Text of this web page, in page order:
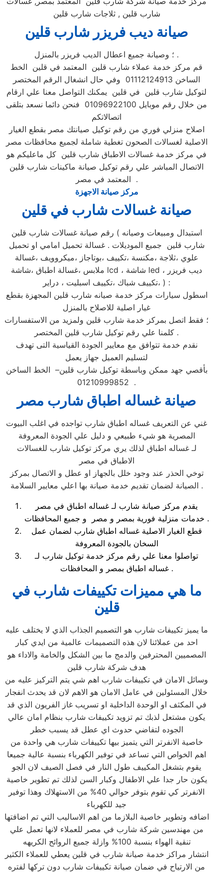
شارب قلين , ثلاجات شارب قلين
صيانة ديب فريزر شارب قلين
؛ وصيانة جميع اعطال الديب فريزر بالمنزل .
قم مركز خدمة عملاء شارب قلين المعتمد في قلين الخط
الساخن 01112124913 وفي حال انشغال الرقم المختصر
لتوكيل شارب قلين في قلين يمكنك التواصل معنا علي ارقام
من خلال رقم موبايل 01096922100 فنحن دائما نسعد بتلقى
اتصالاتكم
اصلاح منزلي فوري من رقم توكيل صيانتك مصر بقطع الغيار
الاصلية لغسالات الصحون تغطية شاملة لجميع محافظات مصر
في مركز خدمة غسالات الاطباق شارب قلين كل ماعليكم هو
الاتصال المباشر علي رقم توكيل صيانة ماكينات شارب قلين
المعتمد في مصر .
مركز صيانة الاجهزة
صيانة غسالات شارب في قلين
رقم صيانة غسالات شارب قلين ( استبدال ومبيعات وصيانه
شارب قلين جميع الموديلات . غسالة تحميل امامي او تحميل
علوي ،ثلاجة ،مكنسة ،تكييف ،بوتاجاز ،ميكروويف ،غسالة
ملابس ،غسالة اطباق ،شاشة lcd ، شاشة led ، ديب فريزر
،تكييف شباك ،تكييف اسبليت ، دراير ) :
اسطول سيارات مركز خدمة صيانه شارب قلين المجهزة بقطع
غيار اصلية للاصلاح بالمنزل
؛ فقط اتصل بمركز خدمة شارب قلين ولمزيد من الاستفسارات
كلمنا علي رقم توكيل شارب قلين المختصر .
نقدم خدمة تتوافق مع معايير الجودة القياسية التى تهدف
لتسليم العميل جهاز يعمل
بأقصي جهد ممكن وباسطة توكيل شارب قلين– الخط الساخن
01210999852 .
صيانة غساله اطباق شارب مصر
غني عن التعريف غساله اطباق شارب تواجده في اغلب البيوت
المصرية هو شيء طبيعي و دليل علي الجودة المعروفة
لـ غساله اطباق لذلك يري مركز توكيل شارب للغسالات
الاطباق في مصر
توخي الحذر عند وجود خلل بالجهاز او عطل و الاتصال بمركز
الصيانة لضمان تقديم خدمة صيانة بها اعلي معايير السلامة .
يقدم مركز صيانة شارب لـ غساله اطباق في مصر
خدمات منزلية فورية بمصر و مصر و جميع المحافظات .
قطع الغيار الاصلية غساله اطباق شارب لضمان عمل
السخان بالجودة المعروفة
تواصلوا معنا علي رقم مركز خدمة توكيل شارب لـ
غساله اطباق بمصر و المحافظات .
ما هي مميزات تكييفات شارب في
قلين
ما يميز تكييفات شارب هو التصميم الجذاب الذي لا يختلف عليه
احد من عملائنا لان هذه التصميمات عالمية من ايدي كبار
المصميين المحترفين والدمج ما بين الشكل والخامة والاداء هو
هدف شركة شارب قلين
وسائل الامان في تكييفات شارب اهم شي يتم التركيز عليه من
خلال المسئولين في عامل الامان هو الاهم لان قد يحدث انفجار
في المكثف او الوحدة الداخلية او تسريب غاز الفريون الذي قد
يكون مشتعل لذبك تم تزويد تكييفات شارب بنظام امان عالي
الجوده لتفاضي حدوث اي عطل قد يسبب خطر
خاصية الانفرتر التي يتميز بيها تكييفات شارب هي واحدة من
اهم الخواص التي تساعد في توفير الكهرباء بنسبة عالية جميعا
يقوم بتشغل المكييف طول النار في فصل الصيف لان الجو
يكون حار جدا علي الاطفال وكبار السن لذلك تم تطوير خاصية
الانفرتر كي تقوم بتوفر حوالي 40% من الاستهلاك وهذا توفير
جيد للكهرباء
اضافه وتطوير خاصية البلازما من اهم الاساليب التي تم اضافتها
من مهندسين شركة شارب في مصر للعملاء لانها تعمل علي
تنقية الهواء بنسبة 100% وازلة جميع الروائح الكريهه
انتشار مراكز خدمة صيانة شارب في قلين يعطي للعملاء الكثير
من الارتياح في ضمان صيانة تكييفات شارب دون تركها لفتره